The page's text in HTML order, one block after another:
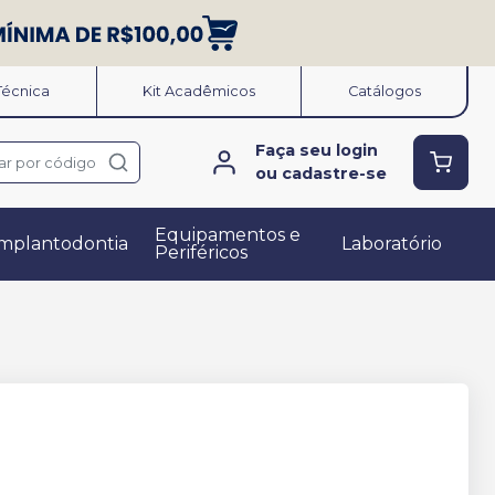
Kit Acadêmicos Catálogos
por código
Faça seu login
ou cadastre-se
Equipamentos e
Periféricos
Laboratório